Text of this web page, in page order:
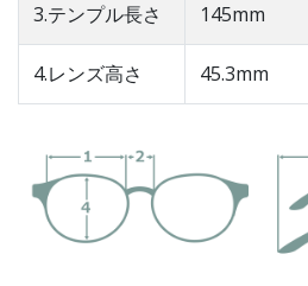
3.テンプル長さ 145mm
4.レンズ高さ 45.3mm